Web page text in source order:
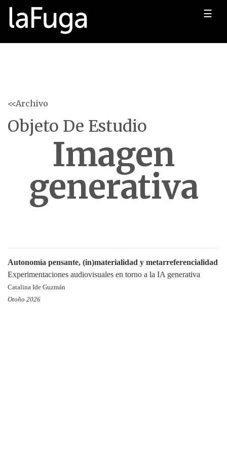
☰
<<Archivo
Objeto De Estudio
Imagen
generativa
Autonomía pensante, (in)materialidad y metarreferencialidad
Experimentaciones audiovisuales en torno a la IA generativa
Catalina Ide Guzmán
Otoño 2026